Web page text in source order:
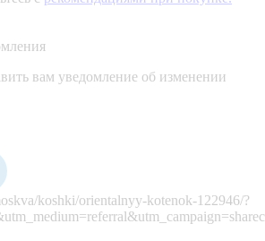
вам уведомление об изменении
koshki/orientalnyy-kotenok-122946/?